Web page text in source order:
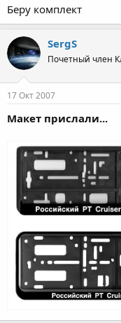
Беру комплект
SergS
Почетный член
17 Окт 2007
Макет прислали...